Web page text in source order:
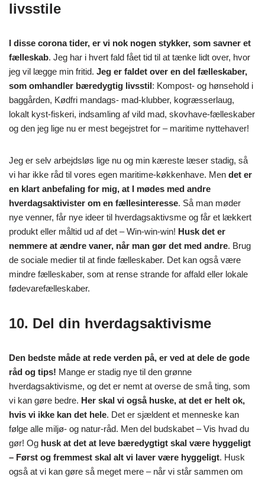
livsstile
I disse corona tider, er vi nok nogen stykker, som savner et
fælleskab. Jeg har i hvert fald fået tid til at tænke lidt over, hvor
jeg vil lægge min fritid. Jeg er faldet over en del fælleskaber,
som omhandler bæredygtig livsstil: Kompost- og hønsehold i
baggården, Kødfri mandags- mad-klubber, kogræsserlaug,
lokalt kyst-fiskeri, indsamling af vild mad, skovhave-fælleskaber
og den jeg lige nu er mest begejstret for – maritime nyttehaver!
Jeg er selv arbejdsløs lige nu og min kæreste læser stadig, så
vi har ikke råd til vores egen maritime-køkkenhave. Men det er
en klart anbefaling for mig, at I mødes med andre
hverdagsaktivister om en fællesinteresse. Så man møder
nye venner, får nye ideer til hverdagsaktivsme og får et lækkert
produkt eller måltid ud af det – Win-win-win! Husk det er
nemmere at ændre vaner, når man gør det med andre. Brug
de sociale medier til at finde fælleskaber. Det kan også være
mindre fælleskaber, som at rense strande for affald eller lokale
fødevarefælleskaber.
10. Del din hverdagsaktivisme
Den bedste måde at rede verden på, er ved at dele de gode
råd og tips! Mange er stadig nye til den grønne
hverdagsaktivisme, og det er nemt at overse de små ting, som
vi kan gøre bedre. Her skal vi også huske, at det er helt ok,
hvis vi ikke kan det hele. Det er sjældent et menneske kan
følge alle miljø- og natur-råd. Men del budskabet – Vis hvad du
gør! Og husk at det at leve bæredygtigt skal være hyggeligt
– Først og fremmest skal alt vi laver være hyggeligt. Husk
også at vi kan gøre så meget mere – når vi står sammen om